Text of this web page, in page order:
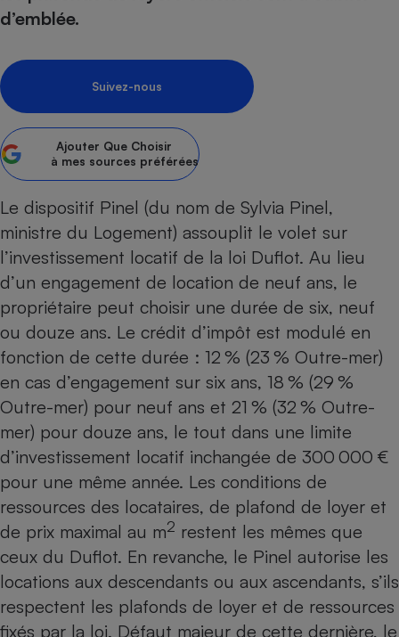
d’emblée.
Suivez-nous
Ajouter Que Choisir
à mes sources préférées
Le dispositif Pinel (du nom de Sylvia Pinel,
ministre du Logement) assouplit le volet sur
l’investissement locatif de la loi Duflot. Au lieu
d’un engagement de location de neuf ans, le
propriétaire peut choisir une durée de six, neuf
ou douze ans. Le crédit d’impôt est modulé en
fonction de cette durée : 12 % (23 % Outre-mer)
en cas d’engagement sur six ans, 18 % (29 %
Outre-mer) pour neuf ans et 21 % (32 % Outre-
mer) pour douze ans, le tout dans une limite
d’investissement locatif inchangée de 300 000 €
pour une même année. Les conditions de
ressources des locataires, de plafond de loyer et
de prix maximal au m2 restent les mêmes que
ceux du Duflot. En revanche, le Pinel autorise les
locations aux descendants ou aux ascendants, s’ils
respectent les plafonds de loyer et de ressources
fixés par la loi. Défaut majeur de cette dernière, le
Complément
alimentaire
bouteille
Epargne - Fiscalité
Mutuelle
Assurance emprunteur
Banque
Pièce détachée
Moto
Comparateur auto
Comparatif
Comparatif aspirateur
Comparatif aspirateur
Comparatif cafetière
Comparatif robot cuiseur
Comparatif centrale
Gros électroménager
Petit électroménager -
Comparatif casque audio
Comparatif ultrabook
Comparatif tablette
Image et son
Informatique
Internet
Téléphonie
Téléviseur
Comparatif tondeuse
Aménagement
Bricolage - Jardinage
Chauffage
Produit d'entretien
Sécurité domestique
Matelas
Maladie - Médecine -
Système de santé -
Mutuelle
Maison de retraite
Retraite
Choisir son fioul
Comparateur assurance emprunteur
Energie Moins Chère Ensemble
Tous les comparateurs
Toutes les cartes interactives
Speedtest - Testez le débit de votre
connexion Internet